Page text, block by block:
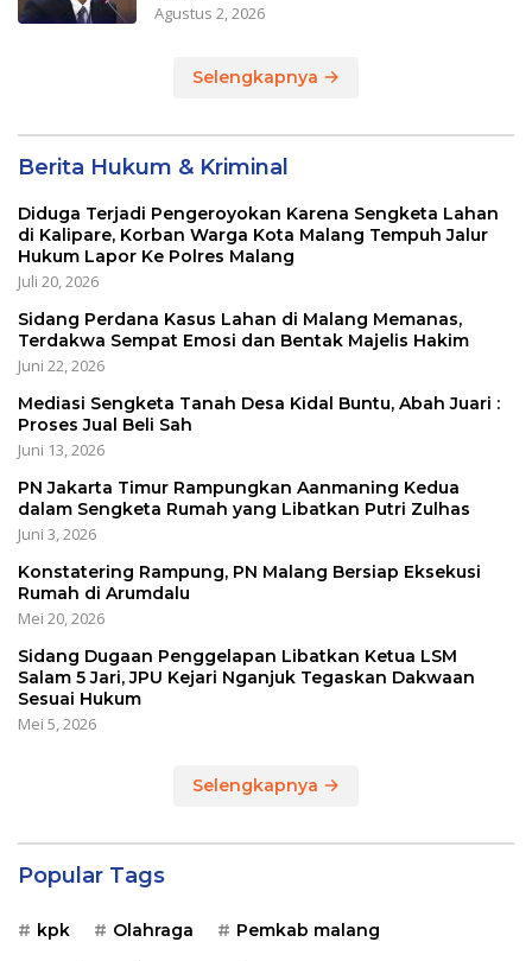
Agustus 2, 2026
Selengkapnya
Berita Hukum & Kriminal
Diduga Terjadi Pengeroyokan Karena Sengketa Lahan
di Kalipare, Korban Warga Kota Malang Tempuh Jalur
Hukum Lapor Ke Polres Malang
Juli 20, 2026
Sidang Perdana Kasus Lahan di Malang Memanas,
Terdakwa Sempat Emosi dan Bentak Majelis Hakim
Juni 22, 2026
Mediasi Sengketa Tanah Desa Kidal Buntu, Abah Juari :
Proses Jual Beli Sah
Juni 13, 2026
PN Jakarta Timur Rampungkan Aanmaning Kedua
dalam Sengketa Rumah yang Libatkan Putri Zulhas
Juni 3, 2026
Konstatering Rampung, PN Malang Bersiap Eksekusi
Rumah di Arumdalu
Mei 20, 2026
Sidang Dugaan Penggelapan Libatkan Ketua LSM
Salam 5 Jari, JPU Kejari Nganjuk Tegaskan Dakwaan
Sesuai Hukum
Mei 5, 2026
Selengkapnya
Popular Tags
kpk Olahraga Pemkab malang